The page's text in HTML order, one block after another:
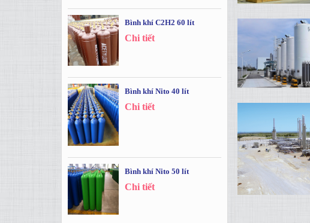
Bình khí C2H2 60 lít
Chi tiết
Bình khí Nito 40 lít
Chi tiết
Bình khí Nito 50 lít
Chi tiết